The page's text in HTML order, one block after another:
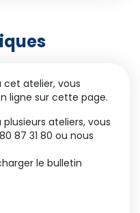
cet atelier, vous
ligne sur cette page.
ateliers, vous
87 31 80 ou nous
le bulletin